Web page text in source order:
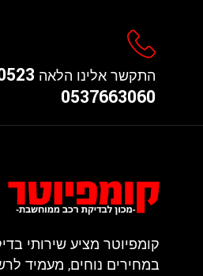
התקשר אלינו הלאה
0537663060
קומפיוטר מציע שירותי
במחירים נוחים, מעמיד